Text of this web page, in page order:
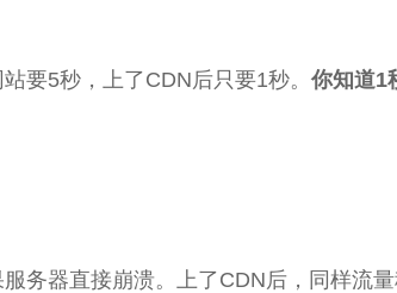
要5秒，上了CDN后只要1秒。 你知道1
务器直接崩溃。上了CDN后，同样流